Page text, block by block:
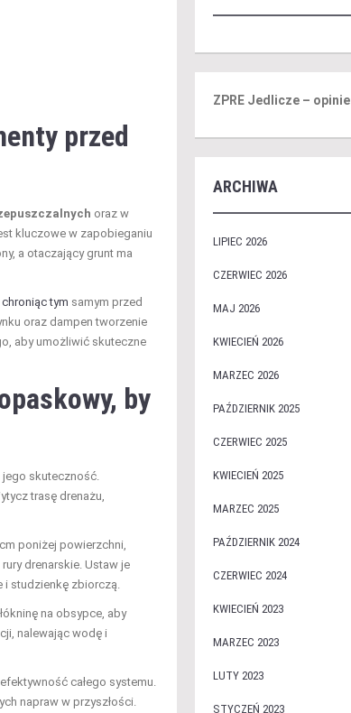
przed
oraz w
kluczowe w zapobieganiu
a otaczający grunt ma
tym samym przed
oraz dampen tworzenie
aby umożliwić skuteczne
by
jego skuteczność.
trasę drenażu,
poniżej powierzchni,
drenarskie. Ustaw je
i studzienkę zbiorczą.
na obsypce, aby
nalewając wodę i
całego systemu.
napraw w przyszłości.
ZPRE Jedlicze – opinie
ARCHIWA
LIPIEC 2026
CZERWIEC 2026
MAJ 2026
KWIECIEŃ 2026
MARZEC 2026
PAŹDZIERNIK 2025
CZERWIEC 2025
KWIECIEŃ 2025
MARZEC 2025
PAŹDZIERNIK 2024
CZERWIEC 2024
KWIECIEŃ 2023
MARZEC 2023
LUTY 2023
STYCZEŃ 2023